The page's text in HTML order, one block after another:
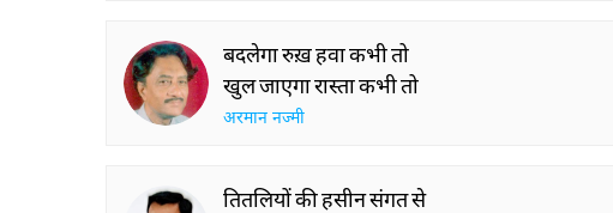
बदलेगा रुख़ हवा कभी तो
खुल जाएगा रास्ता कभी तो
अरमान नज्मी
तितलियों की हसीन संगत से